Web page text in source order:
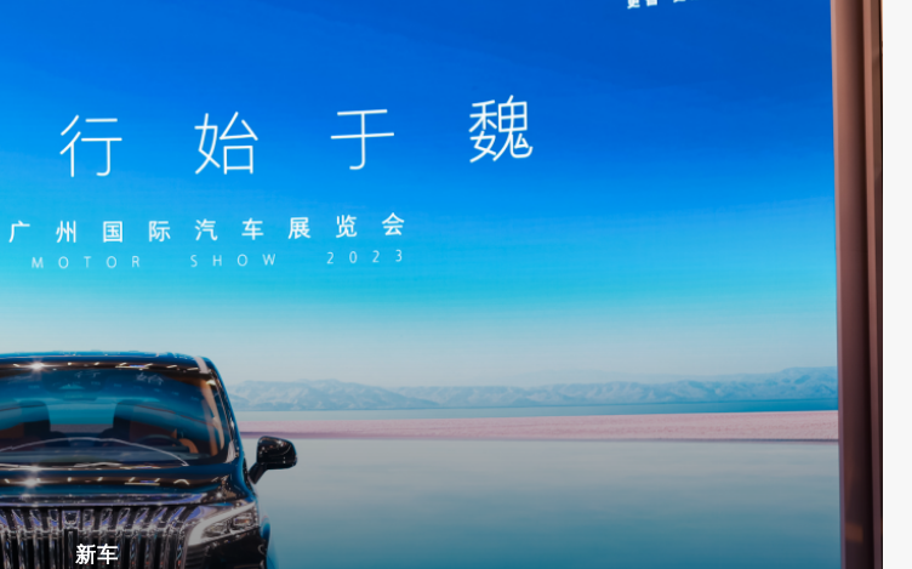
新车